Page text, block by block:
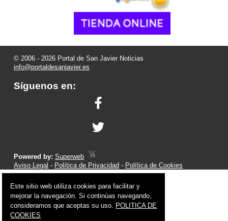
© 2006 - 2026 Portal de San Javier Noticias
info@portaldesanjavier.es
Síguenos en:
Powered by:Superweb
Aviso Legal - Política de Privacidad - Política de Cookies
Este sitio web utiliza cookies para facilitar y
mejorar la navegación. Si continúas navegando,
consideramos que aceptas su uso. POLITICA DE
COOKIES